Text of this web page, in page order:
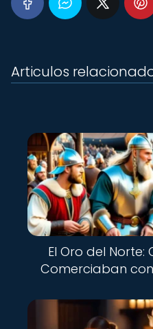
Articulos
El Oro del Norte:
Comerciaban